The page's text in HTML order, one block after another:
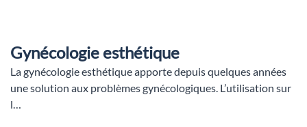
Gynécologie esthétique
La gynécologie esthétique apporte depuis quelques années
une solution aux problèmes gynécologiques. L’utilisation sur
l…